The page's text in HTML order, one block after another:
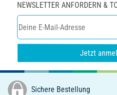
NEWSLETTER ANFORDERN &
Jetzt
Sichere Bestellung